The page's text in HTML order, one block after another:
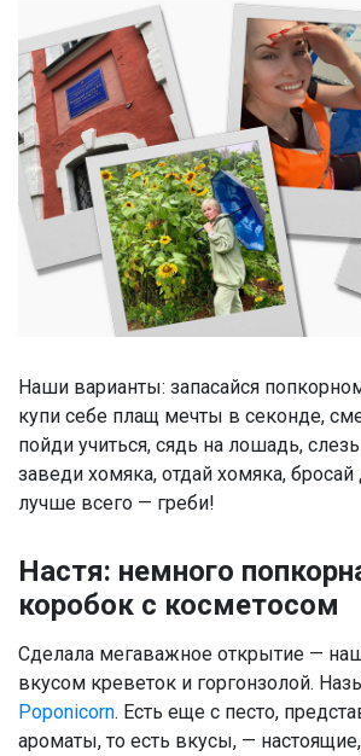
Наши варианты: запасайся
купи себе плащ мечты в секонде,
пойди учиться, сядь на лошадь,
заведи хомяка, отдай хомяка,
лучше всего — греби!
Настя: немного
коробок с косметосом
Сделала мегаважное открытие —
вкусом креветок и горгонзолой.
Poponicorn. Есть еще с песто,
ароматы, то есть вкусы, —